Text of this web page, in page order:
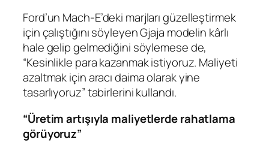
Ford’un Mach-E’deki marjları güzelleştirmek
için çalıştığını söyleyen Gjaja modelin kârlı
hale gelip gelmediğini söylemese de,
“Kesinlikle para kazanmak istiyoruz. Maliyeti
azaltmak için aracı daima olarak yine
tasarlıyoruz” tabirlerini kullandı.
“Üretim artışıyla maliyetlerde rahatlama
görüyoruz”